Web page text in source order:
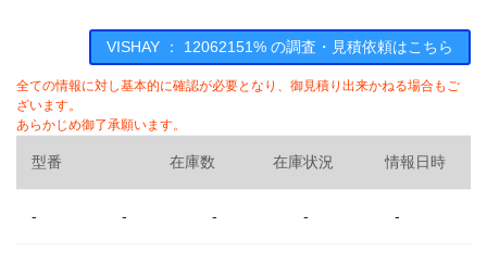
VISHAY ： 12062151% の調査・見積依頼はこちら
全ての情報に対し基本的に確認が必要となり、御見積り出来かねる場合もご
ざいます。
あらかじめ御了承願います。
型番 在庫数 在庫状況 情報日時
- - - - -